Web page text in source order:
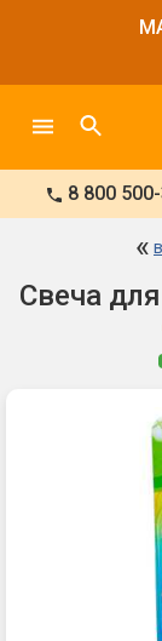
8 800
«
Свеча